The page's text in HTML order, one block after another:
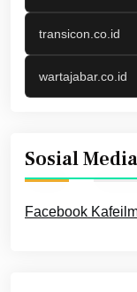
transicon.co.id
wartajabar.co.id
Sosial Media
Facebook